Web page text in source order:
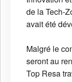
de la Tech-
avait été
Malgré le
seront au
Top Resa